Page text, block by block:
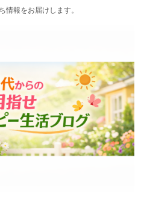
情報をお届けします。